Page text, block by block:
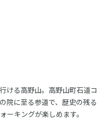
ける高野山。高野山町石道コ
院に至る参道で、歴史の残る
ーキングが楽しめます。